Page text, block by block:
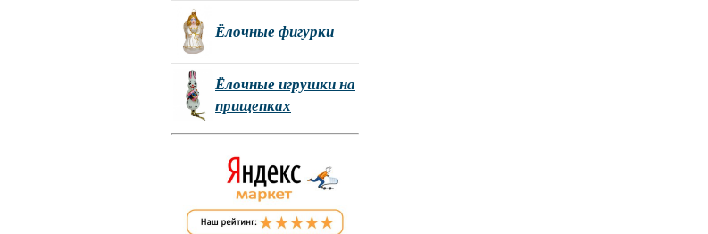
Ёлочные фигурки
Ёлочные игрушки на
прищепках